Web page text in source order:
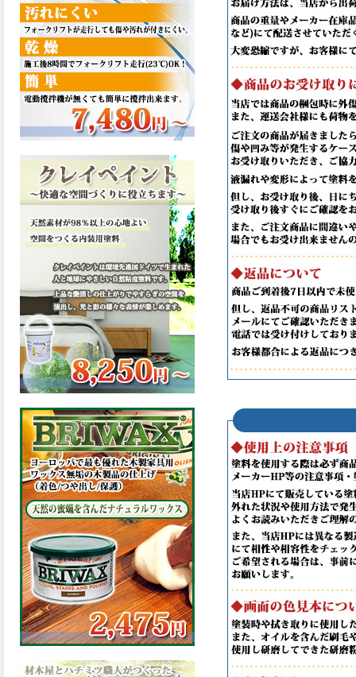
開始致しました。ご購入はこ
ちらから。
2026.05.26
コンクリート特有の質感やム
ラ感と溶け合うように広がる
色彩が床と壁を印象的に仕上
げる、アクアカラー デュオト
ーンが新しく販売開始致しま
2026.03.13
滑らかな塗膜は従来の屋根用
塗料と比べ、滑らかな塗膜表
面を形成し、光沢が高く、抜
群の仕上がり性を提供、一液
プレミアムルーフシリコンが
新しく販売開始致しました。
ご購入はこちらから。
2026.03.12
無機顔料の表面を高緻密ダブ
ルシールド層でガードするこ
とにより、ラジカルの発生を
抑制、エスケープレミアムル
ーフSiが新しく販売開始致し
ました。ご購入はこちらか
ら。
2026.03.11
緻密で強靭な無機系塗膜と、
汚れを降雨で洗い流す親水性
の表面効果により優れた低汚
染性を発揮、エスケープレミ
アム無機ルーフが新しく販売
開始致しました。ご購入はこ
ちらから。
2026.03.09
ハケ塗りでの伸びが良く作業
性と仕上がりに優れた合成樹
脂調合ペイント、SDホルスF4
が新しく販売開始致しまし
た。ご購入はこちらから。
2026.03.06